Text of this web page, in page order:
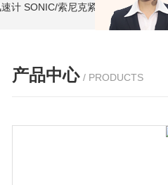
计 SONIC/索尼克紧凑型液体流量计
产品中心 / PRODUCTS